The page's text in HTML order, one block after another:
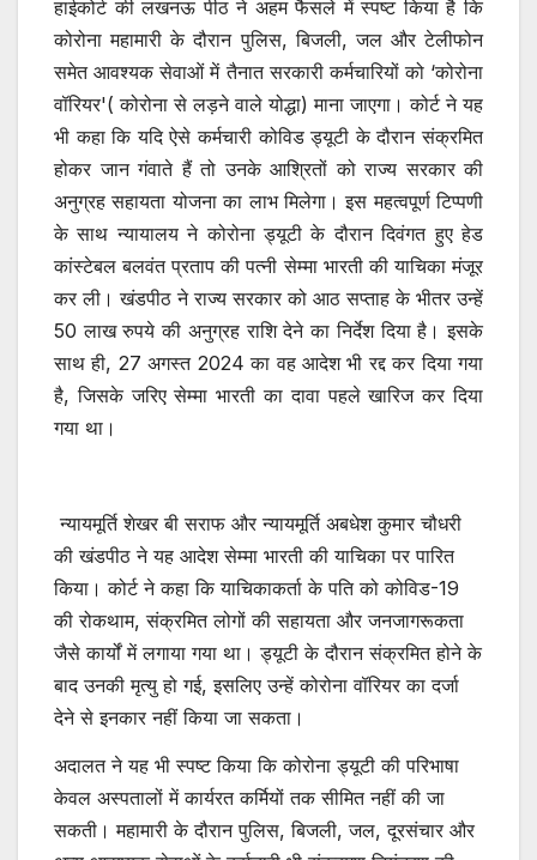
हाईकोर्ट की लखनऊ पीठ ने अहम फैसले में स्पष्ट किया है कि
कोरोना महामारी के दौरान पुलिस, बिजली, जल और टेलीफोन
समेत आवश्यक सेवाओं में तैनात सरकारी कर्मचारियों को ‘कोरोना
वॉरियर'( कोरोना से लड़ने वाले योद्धा) माना जाएगा। कोर्ट ने यह
भी कहा कि यदि ऐसे कर्मचारी कोविड ड्यूटी के दौरान संक्रमित
होकर जान गंवाते हैं तो उनके आश्रितों को राज्य सरकार की
अनुग्रह सहायता योजना का लाभ मिलेगा। इस महत्वपूर्ण टिप्पणी
के साथ न्यायालय ने कोरोना ड्यूटी के दौरान दिवंगत हुए हेड
कांस्टेबल बलवंत प्रताप की पत्नी सेम्मा भारती की याचिका मंजूर
कर ली। खंडपीठ ने राज्य सरकार को आठ सप्ताह के भीतर उन्हें
50 लाख रुपये की अनुग्रह राशि देने का निर्देश दिया है। इसके
साथ ही, 27 अगस्त 2024 का वह आदेश भी रद्द कर दिया गया
है, जिसके जरिए सेम्मा भारती का दावा पहले खारिज कर दिया
गया था।
न्यायमूर्ति शेखर बी सराफ और न्यायमूर्ति अबधेश कुमार चौधरी
की खंडपीठ ने यह आदेश सेम्मा भारती की याचिका पर पारित
किया। कोर्ट ने कहा कि याचिकाकर्ता के पति को कोविड-19
की रोकथाम, संक्रमित लोगों की सहायता और जनजागरूकता
जैसे कार्यों में लगाया गया था। ड्यूटी के दौरान संक्रमित होने के
बाद उनकी मृत्यु हो गई, इसलिए उन्हें कोरोना वॉरियर का दर्जा
देने से इनकार नहीं किया जा सकता।
अदालत ने यह भी स्पष्ट किया कि कोरोना ड्यूटी की परिभाषा
केवल अस्पतालों में कार्यरत कर्मियों तक सीमित नहीं की जा
सकती। महामारी के दौरान पुलिस, बिजली, जल, दूरसंचार और